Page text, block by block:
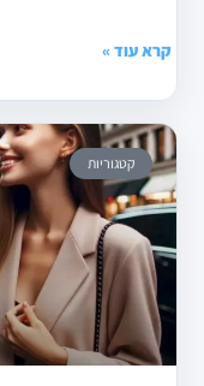
קרא עוד »
קטגוריות